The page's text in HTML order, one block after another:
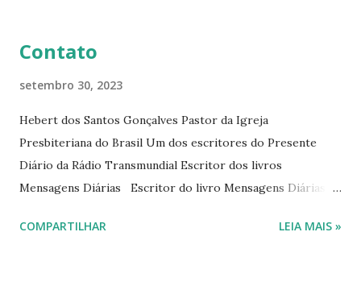
Contato
setembro 30, 2023
Hebert dos Santos Gonçalves Pastor da Igreja
Presbiteriana do Brasil Um dos escritores do Presente
Diário da Rádio Transmundial Escritor dos livros
Mensagens Diárias Escritor do livro Mensagens Diárias da
livromensagensdiarias@gmail.com Whatsapp: (15) 99765-
COMPARTILHAR LEIA MAIS »